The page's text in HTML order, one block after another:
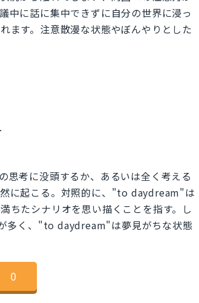
中に話に集中できずに自分の世界に浸っ
ます。注意散漫な状態やぼんやりとした
考に没頭するか、あるいは全く考える
に起こる。対照的に、"to daydream"は
ちたシナリオを思い描くことを指す。し
多く、"to daydream"は夢見がちな状態
0